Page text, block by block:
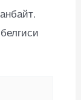
белгиси